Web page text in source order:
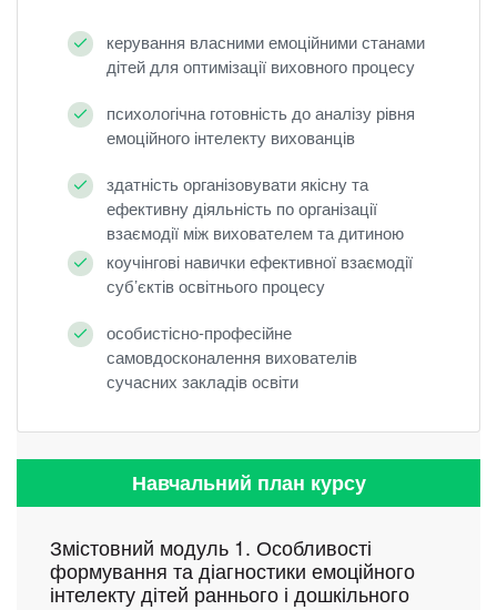
керування власними емоційними станами
дітей для оптимізації виховного процесу
психологічна готовність до аналізу рівня
емоційного інтелекту вихованців
здатність організовувати якісну та
ефективну діяльність по організації
взаємодії між вихователем та дитиною
коучінгові навички ефективної взаємодії
суб’єктів освітнього процесу
особистісно-професійне
самовдосконалення вихователів
сучасних закладів освіти
Навчальний план курсу
Змістовний модуль 1. Особливості
формування та діагностики емоційного
інтелекту дітей раннього і дошкільного